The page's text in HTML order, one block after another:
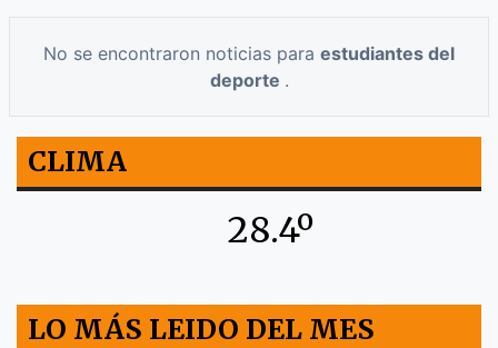
No se encontraron noticias para estudiantes del
deporte .
CLIMA
28.4º
LO MÁS LEIDO DEL MES